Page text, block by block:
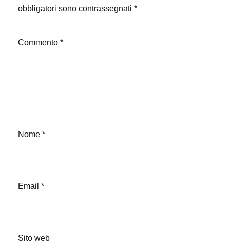
obbligatori sono contrassegnati *
Commento *
Nome *
Email *
Sito web